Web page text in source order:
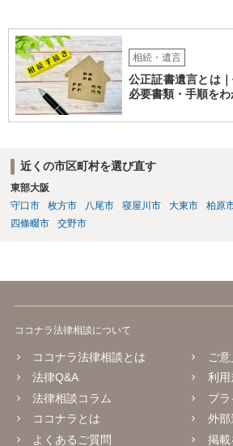
相続・遺言
公正証書遺言とは
必要書類・手順を
近くの市区町村を選び直す
東部大阪
守口市
枚方市 八尾市 寝屋川市 大東市 柏原
四條畷市
交野市
ココナラ法律相談について
ココナラ法律相談とは
法律Q&A
法律相談コラム
ココナラとは
よくあるご質問
ご
利用
プ
外部
掲載